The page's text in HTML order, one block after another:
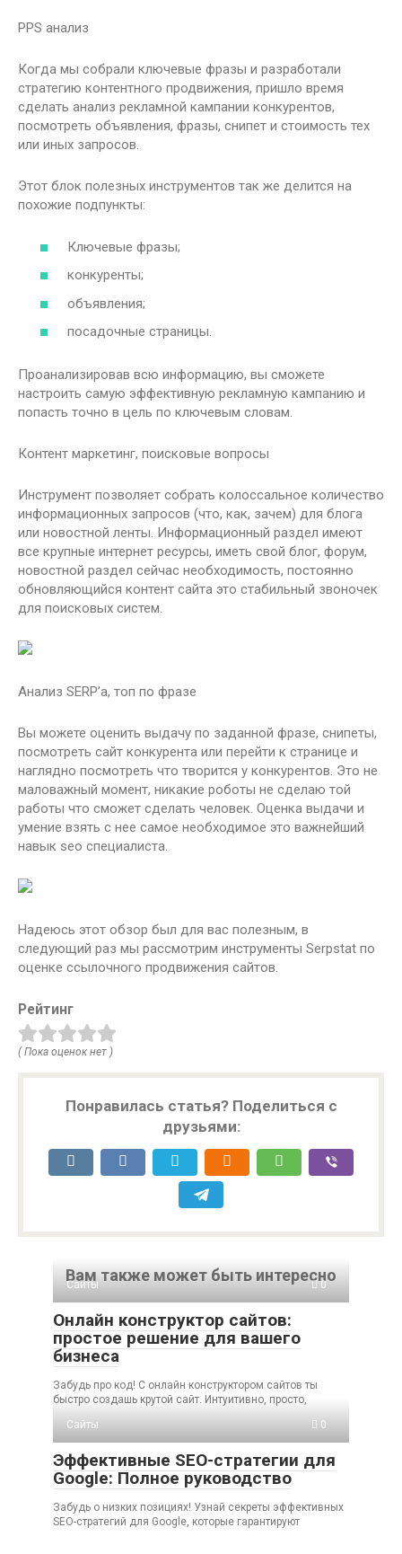
PPS анализ
Когда мы собрали ключевые фразы и разработали
стратегию контентного продвижения, пришло время
сделать анализ рекламной кампании конкурентов,
посмотреть объявления, фразы, снипет и стоимость тех
или иных запросов.
Этот блок полезных инструментов так же делится на
похожие подпункты:
Ключевые фразы;
конкуренты;
объявления;
посадочные страницы.
Проанализировав всю информацию, вы сможете
настроить самую эффективную рекламную кампанию и
попасть точно в цель по ключевым словам.
Контент маркетинг, поисковые вопросы
Инструмент позволяет собрать колоссальное количество
информационных запросов (что, как, зачем) для блога
или новостной ленты. Информационный раздел имеют
все крупные интернет ресурсы, иметь свой блог, форум,
новостной раздел сейчас необходимость, постоянно
обновляющийся контент сайта это стабильный звоночек
для поисковых систем.
Анализ SERP’а, топ по фразе
Вы можете оценить выдачу по заданной фразе, снипеты,
посмотреть сайт конкурента или перейти к странице и
наглядно посмотреть что творится у конкурентов. Это не
маловажный момент, никакие роботы не сделаю той
работы что сможет сделать человек. Оценка выдачи и
умение взять с нее самое необходимое это важнейший
навык seo специалиста.
Надеюсь этот обзор был для вас полезным, в
следующий раз мы рассмотрим инструменты Serpstat по
оценке ссылочного продвижения сайтов.
Рейтинг
( Пока оценок нет )
Понравилась статья? Поделиться с
друзьями:
Вам также может быть интересно
Сайты 0
Онлайн конструктор сайтов:
простое решение для вашего
бизнеса
Забудь про код! С онлайн конструктором сайтов ты
быстро создашь крутой сайт. Интуитивно, просто,
Сайты
0
Эффективные SEO-стратегии для
Google: Полное руководство
Забудь о низких позициях! Узнай секреты эффективных
SEO-стратегий для Google, которые гарантируют